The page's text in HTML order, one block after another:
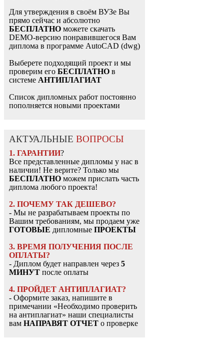
Для утверждения в своём ВУЗе Вы
прямо сейчас и абсолютно
БЕСПЛАТНО можете скачать
DEMO-версию понравившегося Вам
диплома в программе AutoCAD (dwg)
Выберете подходящий проект и мы
проверим его БЕСПЛАТНО в
системе АНТИПЛАГИАТ
Список дипломных работ постоянно
пополняется новыми проектами
АКТУАЛЬНЫЕ ВОПРОСЫ
1. ГАРАНТИИ?
Все представленные дипломы у нас в
наличии! Не верите? Только мы
БЕСПЛАТНО можем прислать часть
диплома любого проекта!
2. ПОЧЕМУ ТАК ДЕШЕВО?
- Мы не разрабатываем проекты по
Вашим требованиям, мы продаем уже
ГОТОВЫЕ дипломные ПРОЕКТЫ
3. ВРЕМЯ ПОЛУЧЕНИЯ ПОСЛЕ
ОПЛАТЫ?
- Диплом будет направлен через 5
МИНУТ после оплаты
4. ПРОЙДЕТ АНТИПЛАГИАТ?
- Оформите заказ, напишите в
примечании «Необходимо проверить
на антиплагиат» наши специалисты
вам НАПРАВЯТ ОТЧЕТ о проверке